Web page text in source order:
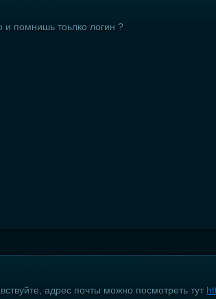
и помнишь тоьлко логин ?
адрес почты можно посмотреть тут